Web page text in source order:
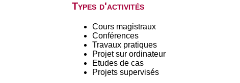
Types d'activités
Cours magistraux
Conférences
Travaux pratiques
Projet sur ordinateur
Etudes de cas
Projets supervisés